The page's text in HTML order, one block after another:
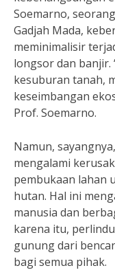
Soemarno,
Gadjah Mada,
meminimalisir
longsor dan banjir.
kesuburan tanah,
keseimbangan
Prof. Soemarno.
Namun,
mengalami
pembukaan lahan
hutan. Hal ini
manusia dan
karena itu,
gunung dari
bagi semua pihak.